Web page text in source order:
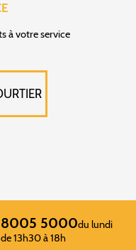
à votre service
8005 5000du lundi
13h30 à 18h